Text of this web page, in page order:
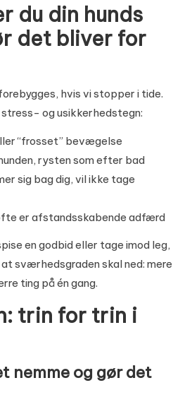
du din hunds
det bliver for
hvis vi stopper i tide.
og usikkerhedstegn:
“frosset” bevægelse
rysten som efter bad
sig bag dig, vil ikke tage
er afstandsskabende adfærd
en godbid eller tage imod leg,
sværhedsgraden skal ned: mere
ting på én gang.
trin for trin i
nemme og gør det